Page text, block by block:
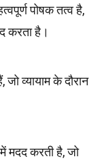
पोषक तत्व है,
करता है।
जो व्यायाम के दौरान
मदद करती है, जो